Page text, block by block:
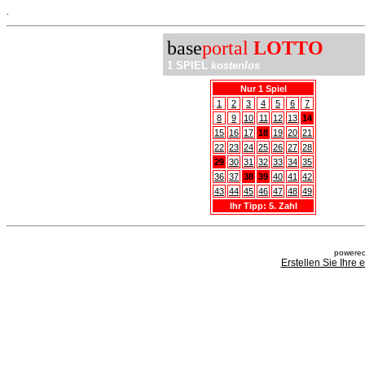
baseportal LOTTO
1 SPIEL kostenlos
Nur 1 Spiel
1
2 3 4 5 6
7
8
9 10 11 12 13 14
15 16 17 18 19 20 21
22 23 24 25 26 27 28
29 30 31 32 33 34 35
36 37 38 39 40 41
42
43 44 45 46 47 48 49
Ihr Tipp: 5. Zahl
Erstellen Sie Ihre